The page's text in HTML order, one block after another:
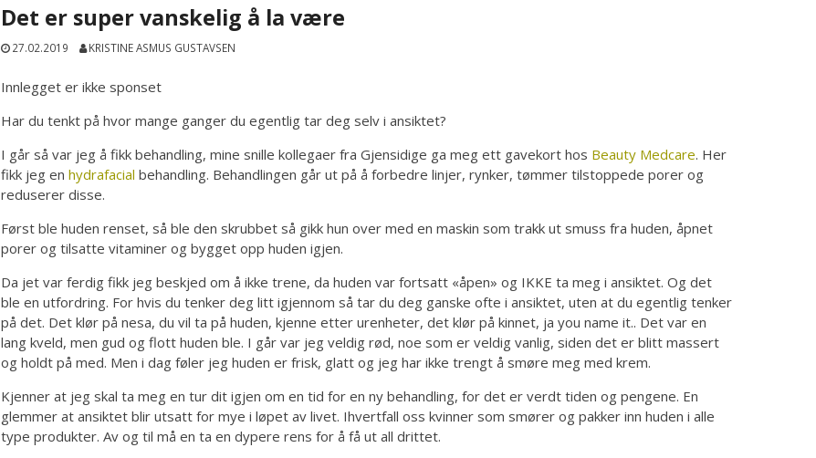
Det er super vanskelig å la være
27.02.2019 KRISTINE ASMUS GUSTAVSEN
Innlegget er ikke sponset
Har du tenkt på hvor mange ganger du egentlig tar deg selv i ansiktet?
I går så var jeg å fikk behandling, mine snille kollegaer fra Gjensidige ga meg ett gavekort hos Beauty Medcare. Her
fikk jeg enhydrafacial behandling. Behandlingen går ut på å forbedre linjer, rynker, tømmer tilstoppede porer og
reduserer disse.
Først ble huden renset, så ble den skrubbet så gikk hun over med en maskin som trakk ut smuss fra huden, åpnet
porer og tilsatte vitaminer og bygget opp huden igjen.
Da jet var ferdig fikk jeg beskjed om å ikke trene, da huden var fortsatt «åpen» og IKKE ta meg i ansiktet. Og det
ble en utfordring. For hvis du tenker deg litt igjennom så tar du deg ganske ofte i ansiktet, uten at du egentlig tenker
på det. Det klør på nesa, du vil ta på huden, kjenne etter urenheter, det klør på kinnet, ja you name it.. Det var en
lang kveld, men gud og flott huden ble. I går var jeg veldig rød, noe som er veldig vanlig, siden det er blitt massert
og holdt på med. Men i dag føler jeg huden er frisk, glatt og jeg har ikke trengt å smøre meg med krem.
Kjenner at jeg skal ta meg en tur dit igjen om en tid for en ny behandling, for det er verdt tiden og pengene. En
glemmer at ansiktet blir utsatt for mye i løpet av livet. Ihvertfall oss kvinner som smører og pakker inn huden i alle
type produkter. Av og til må en ta en dypere rens for å få ut all drittet.